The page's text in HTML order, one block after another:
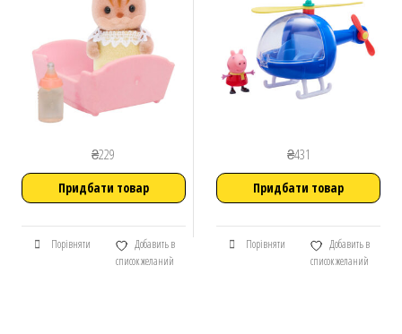
₴229
Придбати товар
Порівняти
Добавить в
список желаний
₴431
Придбати товар
Порівняти
Добавить в
список желаний